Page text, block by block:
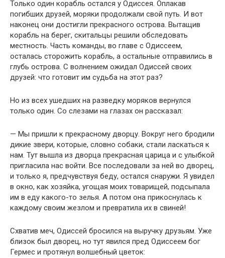
Только один корабль остался у Одиссея. Оплакав
погибших друзей, моряки продолжали свой путь. И вот
наконец они достигли прекрасного острова. Вытащив
корабль на берег, скитальцы решили обследовать
местность. Часть команды, во главе с Одиссеем,
осталась сторожить корабль, а остальные отправились в
глубь острова. С волнением ожидал Одиссей своих
друзей: что готовит им судьба на этот раз?
Но из всех ушедших на разведку моряков вернулся
только один. Со слезами на глазах он рассказал:
— Мы пришли к прекрасному дворцу. Вокруг него бродили
дикие звери, которые, словно собаки, стали ласкаться к
нам. Тут вышла из дворца прекрасная царица и с улыбкой
пригласила нас войти. Все последовали за ней во дворец,
и только я, предчувствуя беду, остался снаружи. Я увидел
в окно, как хозяйка, угощая моих товарищей, подсыпала
им в еду какого-то зелья. А потом она прикоснулась к
каждому своим жезлом и превратила их в свиней!
Схватив меч, Одиссей бросился на выручку друзьям. Уже
близок был дворец, но тут явился пред Одиссеем бог
Гермес и протянул волшебный цветок: